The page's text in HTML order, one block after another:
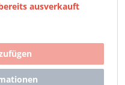
ausverkauft